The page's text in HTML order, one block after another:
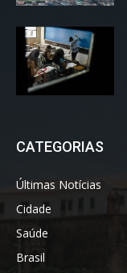
CATEGORIAS
Últimas Notícias
Cidade
Saúde
Brasil